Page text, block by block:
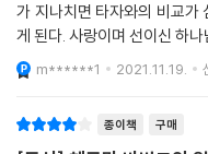
이신열 교수 (고신대학교 신
가 지나치면 타자와의 비교가
게 된다. 사랑이며 선이신 하나님을 믿는 그리스도인들도
별반 다르지 않음을 볼 때 충격을 받는다.
시는 하나님께서는 모든 만물
m******1 2021.11.19.
종이책 구매